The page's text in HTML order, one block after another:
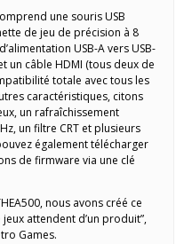
une souris USB
de jeu de précision à 8
USB-A vers USB-
un câble HDMI (tous deux de
totale avec tous les
caractéristiques, citons
un rafraîchissement
un filtre CRT et plusieurs
également télécharger
de firmware via une clé
nous avons créé ce
attendent d’un produit”,
Games.